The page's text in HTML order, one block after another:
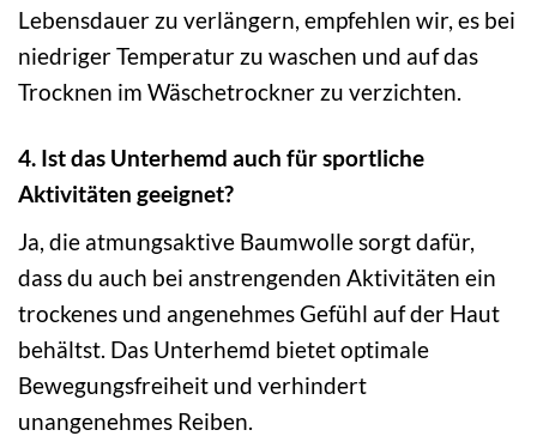
Lebensdauer zu verlängern, empfehlen wir, es bei
niedriger Temperatur zu waschen und auf das
Trocknen im Wäschetrockner zu verzichten.
4. Ist das Unterhemd auch für sportliche
Aktivitäten geeignet?
Ja, die atmungsaktive Baumwolle sorgt dafür,
dass du auch bei anstrengenden Aktivitäten ein
trockenes und angenehmes Gefühl auf der Haut
behältst. Das Unterhemd bietet optimale
Bewegungsfreiheit und verhindert
unangenehmes Reiben.